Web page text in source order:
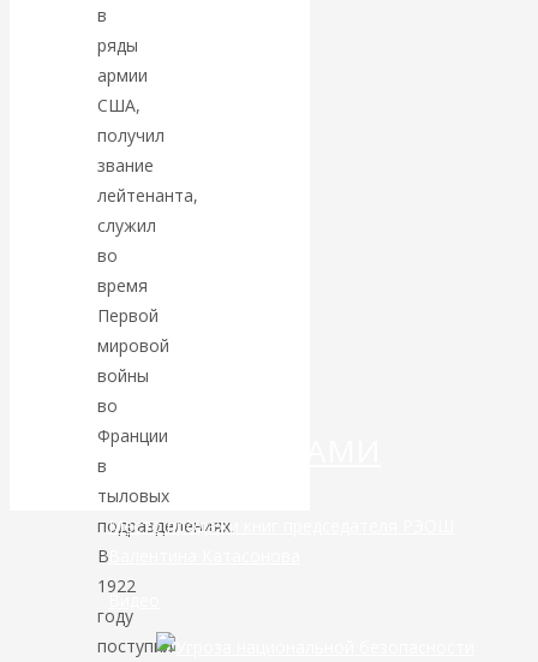
Валентин
КАтасонов.
«МЕТОД
ОТМЫВАНИЯ
ДЕНЕГ»: КИТАЙ
ВЕДЁТ БОРЬБУ
КРИПТОВАЛЮТАМИ
в
ряды
армии
США,
получил
звание
лейтенанта,
служил
во
время
Первой
мировой
войны
во
Франции
в
тыловых
подразделениях.
В
1922
году
поступил
Место продажи книг председателя РЭОШ
Видео